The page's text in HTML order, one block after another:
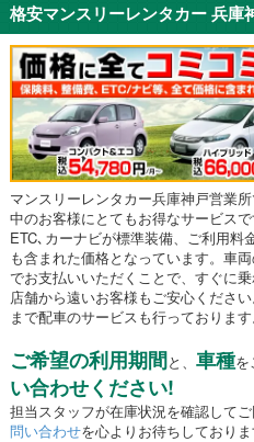
格安マンスリーレンタカー 兵庫
マンスリーレンタカー兵庫神戸営業
中のお客様にとてもお得なサービス
ETC､カーナビが標準装備、ご利用料
も含まれた価格となっています。車
でお支払いいただくことで、すぐに乗
店舗から遠いお客様もご安心くださ
まで配車のサービスも行っております
ご希望の利用期間と、 車種を
い合わせください!
担当スタッフが在庫状況を確認して
問い合わせを心よりお待ちしておりま